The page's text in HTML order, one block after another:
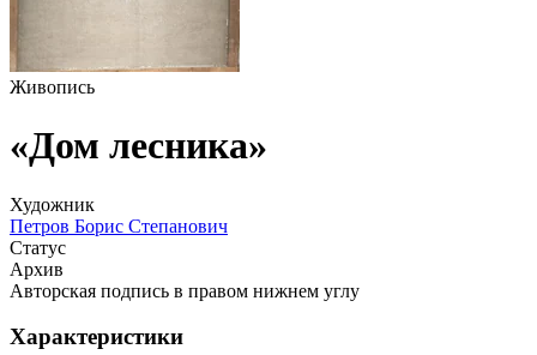
Живопись
«Дом лесника»
Художник
Петров Борис Степанович
Статус
Архив
Авторская подпись в правом нижнем углу
Характеристики